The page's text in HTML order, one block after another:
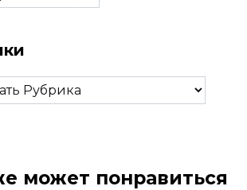
может понравиться